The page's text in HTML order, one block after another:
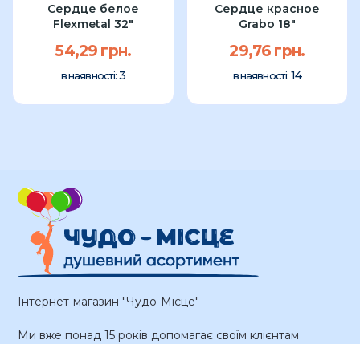
Сердце белое
Flexmetal 32″
54,29 грн.
в наявності: 3
Сердце красное
Grabo 18"
29,76 грн.
в наявності: 14
Інтернет-магазин "Чудо-Місце"
Ми вже понад 15 років допомагає своїм клієнтам